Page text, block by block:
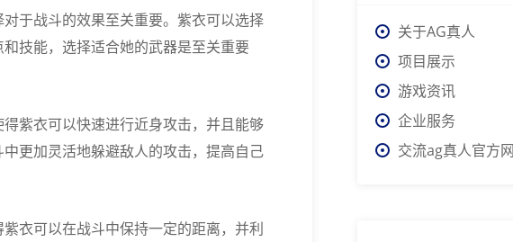
于战斗的效果至关重要。紫衣可以选择
技能，选择适合她的武器是至关重要
紫衣可以快速进行近身攻击，并且能够
更加灵活地躲避敌人的攻击，提高自己
衣可以在战斗中保持一定的距离，并利
关于AG真人
项目展示
游戏资讯
企业服务
交流ag真人官方网